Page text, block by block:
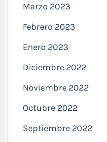
Marzo 2023
Febrero 2023
Enero 2023
Diciembre 2022
Noviembre 2022
Octubre 2022
Septiembre 2022